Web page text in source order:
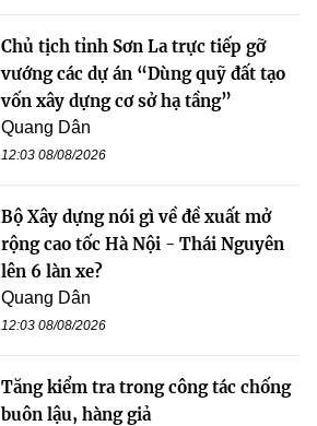
Chủ tịch tỉnh Sơn La trực tiếp gỡ
vướng các dự án “Dùng quỹ đất tạo
vốn xây dựng cơ sở hạ tầng”
Quang Dân
12:03 08/08/2026
Bộ Xây dựng nói gì về đề xuất mở
rộng cao tốc Hà Nội - Thái Nguyên
lên 6 làn xe?
Quang Dân
12:03 08/08/2026
Tăng kiểm tra trong công tác chống
buôn lậu, hàng giả